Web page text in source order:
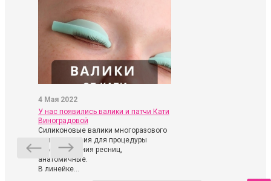
4 Мая 2022
У нас появились валики и патчи Кати
Виноградовой
Силиконовые валики многоразового
использования для процедуры
ламинирования ресниц,
анатомичные.
В линейке...